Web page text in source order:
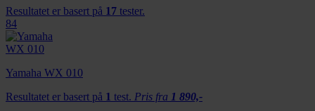
Resultatet er basert på 17 tester.
84
Yamaha WX 010
Resultatet er basert på 1 test. Pris fra 1 890,-